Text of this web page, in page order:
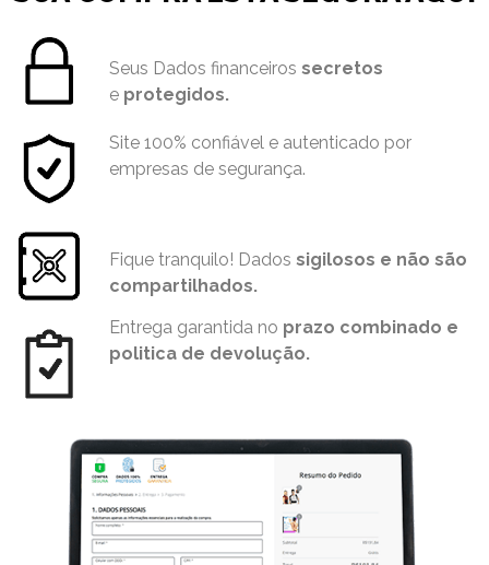
Seus Dados financeiros secretos
e protegidos.
Site 100% confiável e autenticado por
empresas de segurança.
Fique tranquilo! Dados sigilosos e não são
compartilhados.
Entrega garantida no prazo combinado e
politica de devolução.